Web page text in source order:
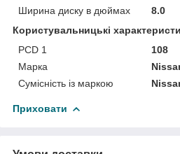
Ширина диску в дюймах
8.0
Користувальницькі
PCD 1
108
Марка
Сумісність із маркою
Приховати